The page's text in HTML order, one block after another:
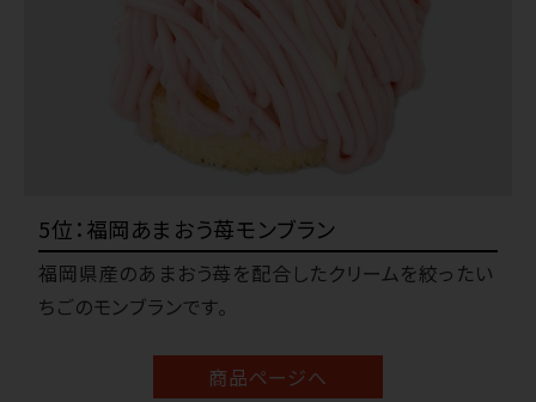
5位：福岡あまおう苺モンブラン
福岡県産のあまおう苺を配合したクリームを絞ったい
ちごのモンブランです。
商品ページへ